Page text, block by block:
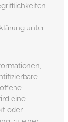
unter
eine
oder